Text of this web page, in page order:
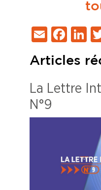
Email
Articles
La Lettre
N°9